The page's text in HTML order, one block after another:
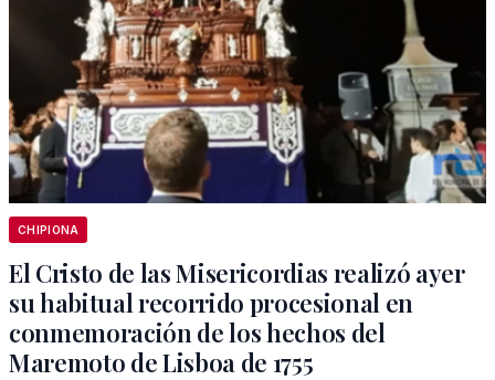
CHIPIONA
El Cristo de las Misericordias realizó ayer
su habitual recorrido procesional en
conmemoración de los hechos del
Maremoto de Lisboa de 1755